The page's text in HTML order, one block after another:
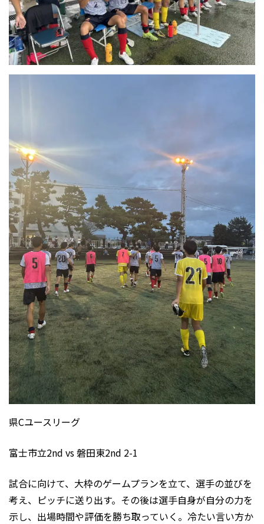
県Cユースリーグ
富士市立2nd vs 磐田東2nd 2-1
試合に向けて、大枠のゲームプランを立て、選手の並びを
考え、ピッチに送り出す。その後は選手自身が自分の力を
示し、出場時間や評価を勝ち取っていく。冷たい言い方か